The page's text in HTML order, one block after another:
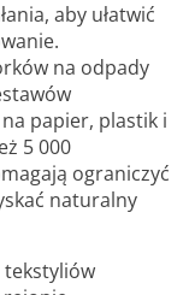
aby ułatwić
na odpady
papier, plastik i
5 000
ograniczyć
naturalny
tekstyliów